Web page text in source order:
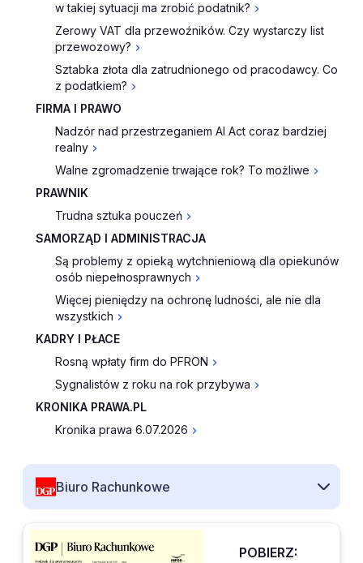
w takiej sytuacji ma zrobić podatnik?
Zerowy VAT dla przewoźników. Czy wystarczy list
przewozowy?
Sztabka złota dla zatrudnionego od pracodawcy. Co
z podatkiem?
FIRMA I PRAWO
Nadzór nad przestrzeganiem AI Act coraz bardziej
realny
Walne zgromadzenie trwające rok? To możliwe
PRAWNIK
Trudna sztuka pouczeń
SAMORZĄD I ADMINISTRACJA
Są problemy z opieką wytchnieniową dla opiekunów
osób niepełnosprawnych
Więcej pieniędzy na ochronę ludności, ale nie dla
wszystkich
KADRY I PŁACE
Rosną wpłaty firm do PFRON
Sygnalistów z roku na rok przybywa
KRONIKA PRAWA.PL
Kronika prawa 6.07.2026
Biuro Rachunkowe
POBIERZ: